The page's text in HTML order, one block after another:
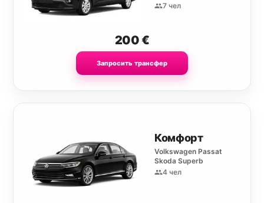
7 чел
200€
Запросить трансфер
Комфорт
Volkswagen Passat
Skoda Superb
4 чел